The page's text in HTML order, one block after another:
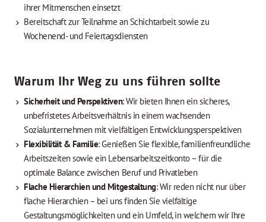
ihrer Mitmenschen einsetzt
Bereitschaft zur Teilnahme an Schichtarbeit sowie zu
Wochenend- und Feiertagsdiensten
Warum Ihr Weg zu uns führen sollte
Sicherheit und Perspektiven: Wir bieten Ihnen ein sicheres,
unbefristetes Arbeitsverhältnis in einem wachsenden
Sozialunternehmen mit vielfältigen Entwicklungsperspektiven
Flexibilität & Familie: Genießen Sie flexible, familienfreundliche
Arbeitszeiten sowie ein Lebensarbeitszeitkonto – für die
optimale Balance zwischen Beruf und Privatleben
Flache Hierarchien und Mitgestaltung: Wir reden nicht nur über
flache Hierarchien – bei uns finden Sie vielfältige
Gestaltungsmöglichkeiten und ein Umfeld, in welchem wir Ihre